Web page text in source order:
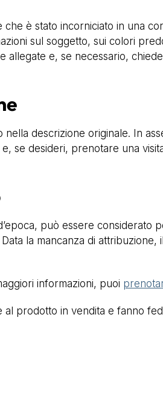
è stato incorniciato in una
sul soggetto, sui colori
e, se necessario,
descrizione originale. In
se desideri, prenotare una
può essere considerato
la mancanza di
informazioni, puoi
al prodotto in vendita e fanno